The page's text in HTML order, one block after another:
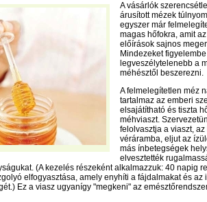
A vásárlók
árusított mézek
egyszer már
magas hőfokra, amit
előírások sajnos
Mindezeket
legveszélytelenebb a
méhésztől beszerezni.
A felmelegítetlen méz
tartalmaz az emberi
elsajátítható és tiszta
méhviaszt.
felolvasztja a viaszt,
véráramba, eljut az
más ínbetegségek
elvesztették
(A kezelés részeként alkalmazzuk: 40 napig
elfogyasztása, amely enyhíti a fájdalmakat és az
Ez a viasz ugyanígy "megkeni" az